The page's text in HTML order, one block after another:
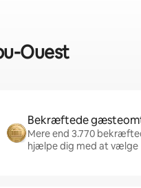
Ouest
Bekræftede
Mere end 3.770
hjælpe dig med at vælge